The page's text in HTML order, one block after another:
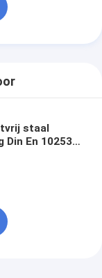
staal
Din En 10253